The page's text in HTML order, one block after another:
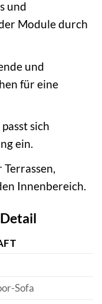
und
Module durch
und
für eine
passt sich
ein.
Terrassen,
Innenbereich.
Sofa